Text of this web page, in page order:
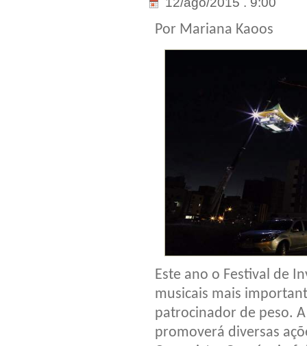
Por Mariana Kaoos
Este ano o Festival de
musicais mais
patrocinador de peso.
promoverá diversas